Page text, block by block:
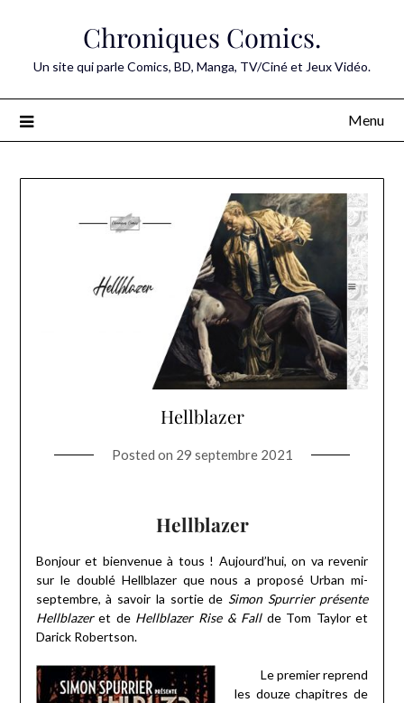
Chroniques Comics.
Un site qui parle Comics, BD, Manga, TV/Ciné et Jeux Vidéo.
Menu
Hellblazer
Posted on 29 septembre 2021
Hellblazer
Bonjour et bienvenue à tous ! Aujourd’hui, on va revenir
sur le doublé Hellblazer que nous a proposé Urban mi-
septembre, à savoir la sortie de Simon Spurrier présente
Hellblazeret de Hellblazer Rise & Fallde Tom Taylor et
Darick Robertson.
Le premier reprend
les douze chapitres de